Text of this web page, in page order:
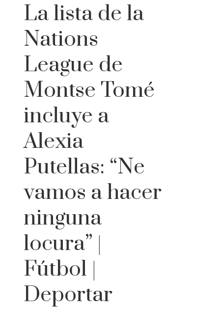
La lista de la
Nations
League de
Montse Tomé
incluye a
Alexia
Putellas: “Ne
vamos a hacer
ninguna
locura” |
Fútbol |
Deportar